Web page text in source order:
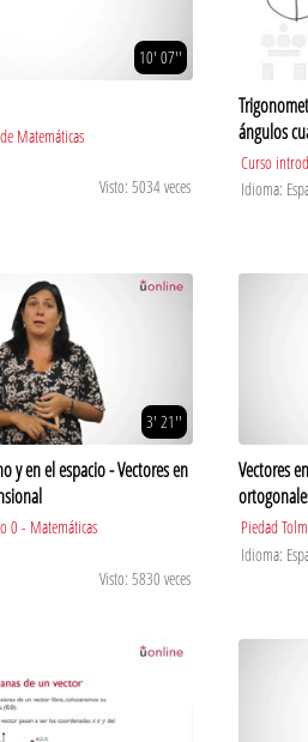
10' 07''
Matemáticas
Visto: 5034 veces
ángulos
Curso
Idioma:
3' 21''
y en el espacio - Vectores en
0 - Matemáticas
Visto: 5830 veces
Vectores
Piedad
Idioma: